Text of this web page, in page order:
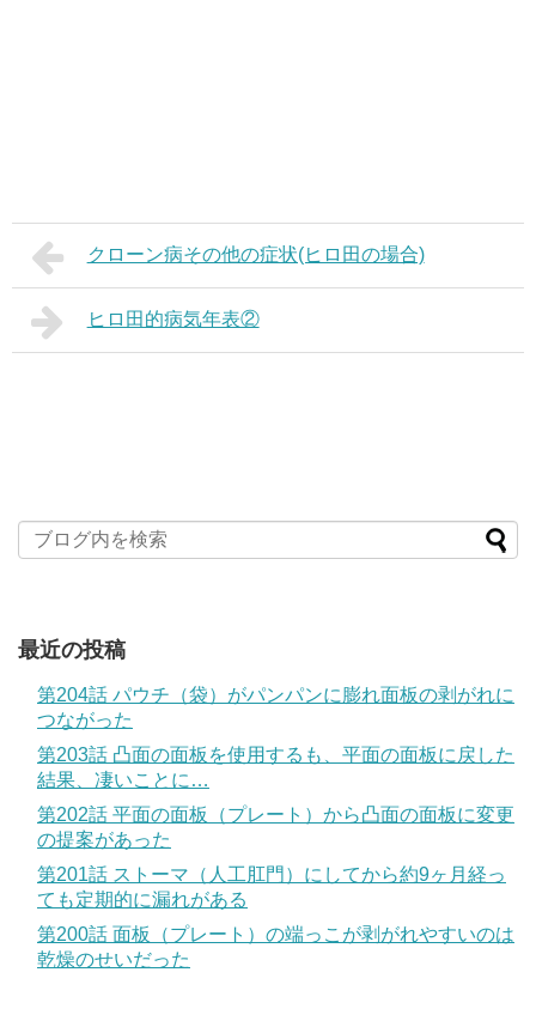
クローン病その他の症状(ヒロ田の場合)
ヒロ田的病気年表②
最近の投稿
第204話 パウチ（袋）がパンパンに膨れ面板の剥がれに
つながった
第203話 凸面の面板を使用するも、平面の面板に戻した
結果、凄いことに…
第202話 平面の面板（プレート）から凸面の面板に変更
の提案があった
第201話 ストーマ（人工肛門）にしてから約9ヶ月経っ
ても定期的に漏れがある
第200話 面板（プレート）の端っこが剥がれやすいのは
乾燥のせいだった